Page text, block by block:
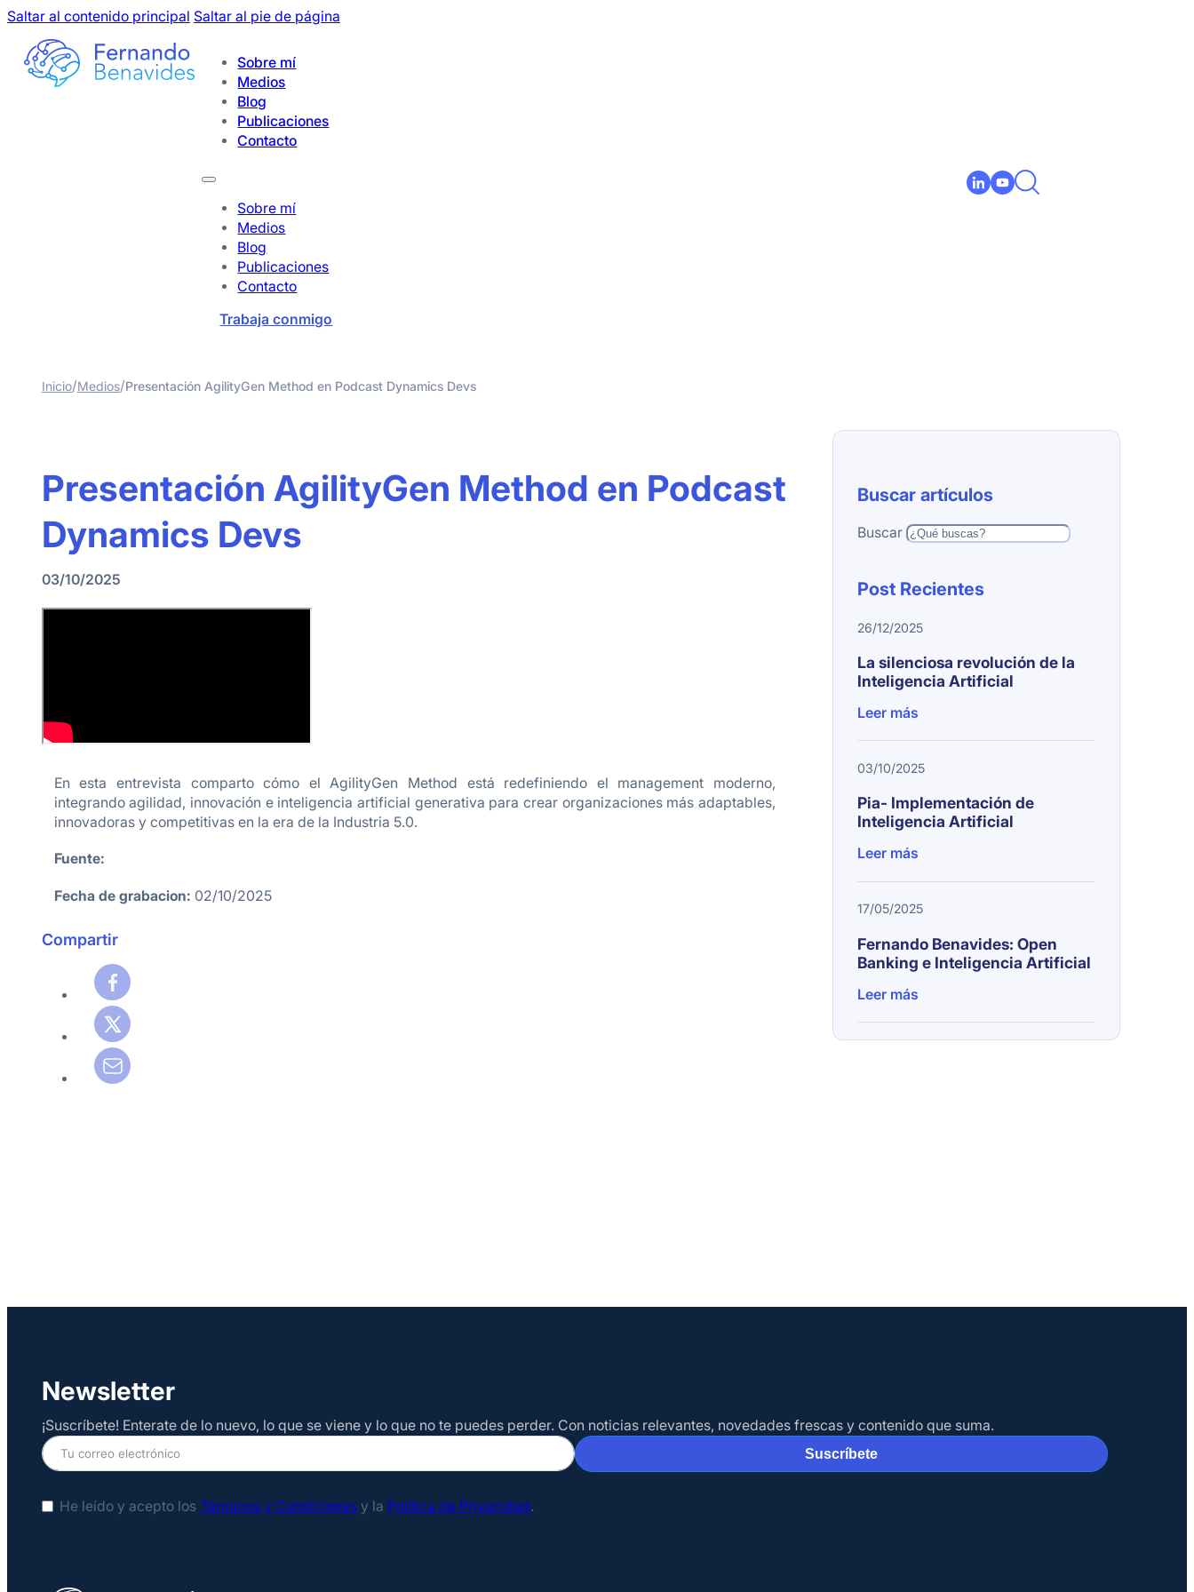
Saltar al contenido principal Saltar al pie de página
Sobre mí
Medios
Blog
Publicaciones
Contacto
Sobre mí
Medios
Blog
Publicaciones
Contacto
Trabaja conmigo
Inicio/Medios/Presentación AgilityGen Method en Podcast Dynamics Devs
Presentación AgilityGen Method en Podcast
Dynamics Devs
03/10/2025
En esta entrevista comparto cómo el AgilityGen Method está redefiniendo el management moderno,
integrando agilidad, innovación e inteligencia artificial generativa para crear organizaciones más adaptables,
innovadoras y competitivas en la era de la Industria 5.0.
Fuente:
Fecha de grabacion: 02/10/2025
Compartir
Buscar artículos
Buscar
Post Recientes
26/12/2025
La silenciosa revolución de la
Inteligencia Artificial
Leer más
03/10/2025
Pia- Implementación de
Inteligencia Artificial
Leer más
17/05/2025
Fernando Benavides: Open
Banking e Inteligencia Artificial
Leer más
Newsletter
¡Suscríbete! Enterate de lo nuevo, lo que se viene y lo que no te puedes perder. Con noticias relevantes, novedades frescas y contenido que suma.
Suscríbete
He leído y acepto los Términos y Condicionesy la Política de Privacidad.